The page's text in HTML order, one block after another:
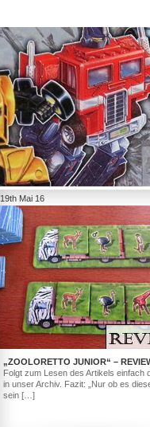
19th Mai 16
„ZOOLORETTO JUNIOR“ –
Folgt zum Lesen des Artikels einfach
in unser Archiv. Fazit: „Nur ob es
sein […]